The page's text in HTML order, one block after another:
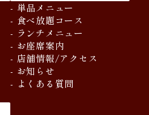
- 単品メニュー
- 食べ放題コース
- ランチメニュー
- お座席案内
- 店舗情報/アクセス
- お知らせ
- よくある質問